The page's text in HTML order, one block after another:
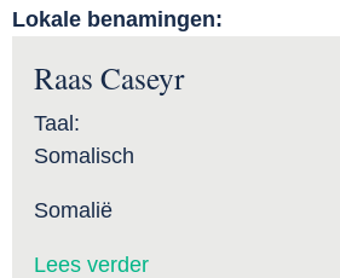
Lokale benamingen:
Raas Caseyr
Taal:
Somalisch
Somalië
Lees verder